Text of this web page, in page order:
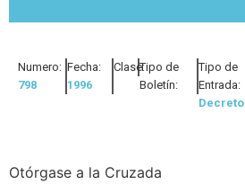
Numero:
798
Fecha:
1996
Clase:Tipo de
Boletín:
Tipo de
Entrada:
Decreto
Otórgase a la Cruzada